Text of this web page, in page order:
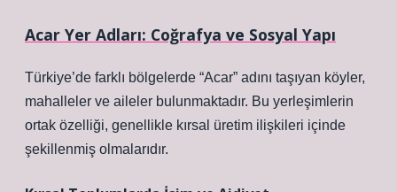
Acar Yer Adları: Coğrafya ve Sosyal Yapı
Türkiye’de farklı bölgelerde “Acar” adını taşıyan köyler,
mahalleler ve aileler bulunmaktadır. Bu yerleşimlerin
ortak özelliği, genellikle kırsal üretim ilişkileri içinde
şekillenmiş olmalarıdır.